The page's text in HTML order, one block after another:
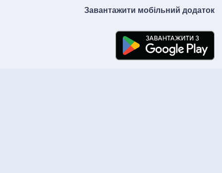
Завантажити мобільний додаток